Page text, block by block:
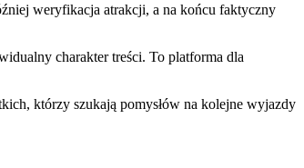
weryfikacja atrakcji, a na końcu faktyczny
charakter treści. To platforma dla
którzy szukają pomysłów na kolejne wyjazdy